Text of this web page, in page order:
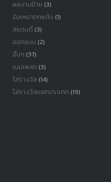
ผลงานป้าย (3)
รับเหมาตกแต้ง (1)
สแตนดี้(3)
ออกแบบ (2)
อื่นๆ (37)
เนมเพลท (3)
โล่รางวัล (14)
โล่รางวัลเเยกประเภท (19)